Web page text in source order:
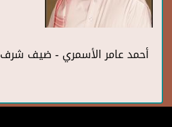
أحمد عامر الأسمري - ضيف شرف